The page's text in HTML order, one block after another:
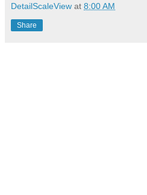
DetailScaleView at 8:00 AM
Share